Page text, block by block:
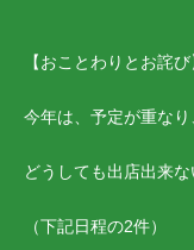
【おことわりとお詫び
今年は、予定が重なり
どうしても出店出来
（下記日程の2件）